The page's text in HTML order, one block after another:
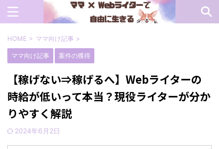
HOME > ママ向け記事 >
ママ向け記事 案件の獲得
【稼げない⇒稼げるへ】Webライターの
時給が低いって本当？現役ライターが分か
りやすく解説
2024年6月2日